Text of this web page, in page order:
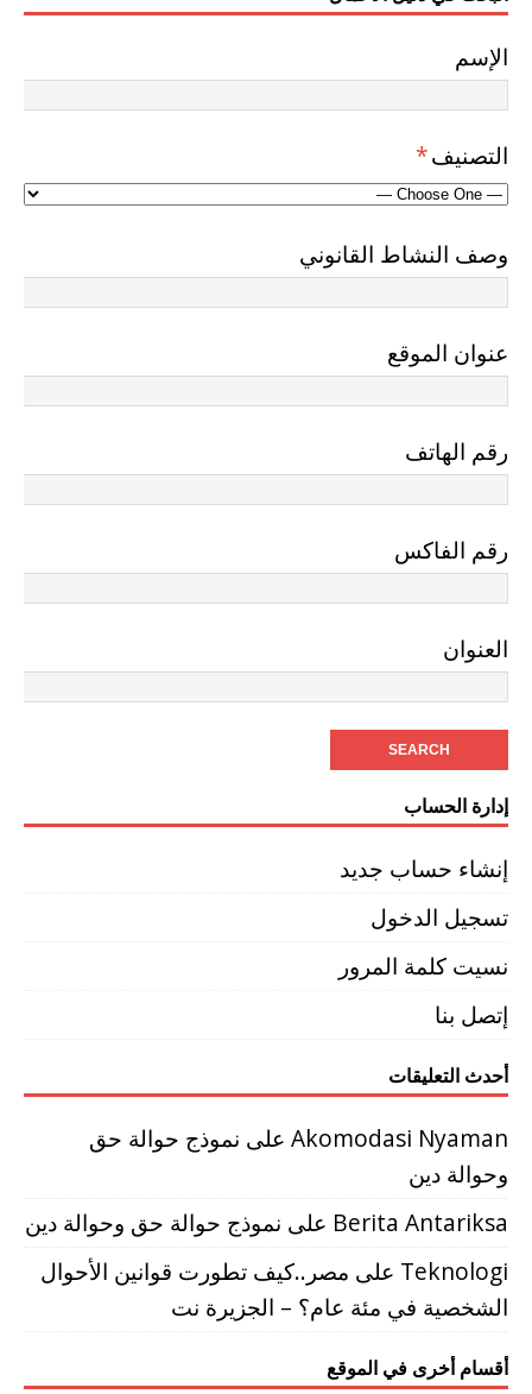
الإسم
التصنيف*
وصف النشاط القانوني
عنوان الموقع
رقم الهاتف
رقم الفاكس
العنوان
إدارة الحساب
إنشاء حساب جديد
تسجيل الدخول
نسيت كلمة المرور
إتصل بنا
أحدث التعليقات
Akomodasi Nyaman على نموذج حوالة حق
وحوالة دين
Berita Antariksa على نموذج حوالة حق وحوالة دين
Teknologi على مصر..كيف تطورت قوانين الأحوال
الشخصية في مئة عام؟ – الجزيرة نت
أقسام أخرى في الموقع